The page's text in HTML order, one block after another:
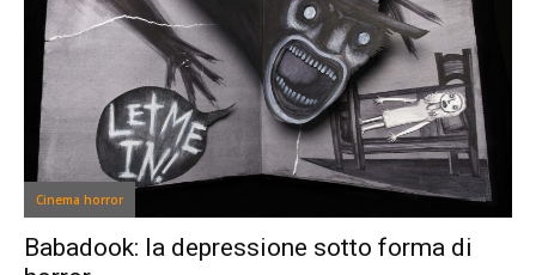
Cinema horror
Babadook: la depressione sotto forma di